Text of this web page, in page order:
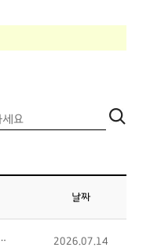
날짜
평가관련 만족도 설문조사 실시 안내 2026.07.14